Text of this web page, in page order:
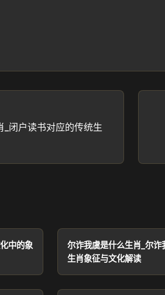
_闭户读书对应的传统生
中的象
尔诈我虞是什么生肖_尔诈
生肖象征与文化解读